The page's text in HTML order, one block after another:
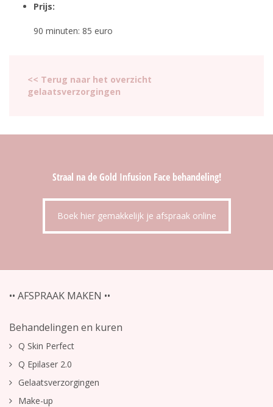
Prijs:
90 minuten: 85 euro
<< Terug naar het overzicht
gelaatsverzorgingen
Straal na de Gold Infusion Face behandeling!
Boek hier gemakkelijk je afspraak online
•• AFSPRAAK MAKEN ••
Behandelingen en kuren
Q Skin Perfect
Q Epilaser 2.0
Gelaatsverzorgingen
Make-up